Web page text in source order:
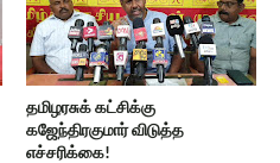
தமிழரசுக் கட்சிக்கு
கஜேந்திரகுமார் விடுத்த
எச்சரிக்கை!